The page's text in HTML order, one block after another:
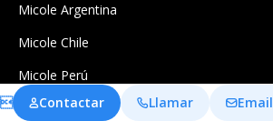
 Contactar Llamar Email
Micole Argentina
Micole Chile
Micole Perú
Micole Ecuador